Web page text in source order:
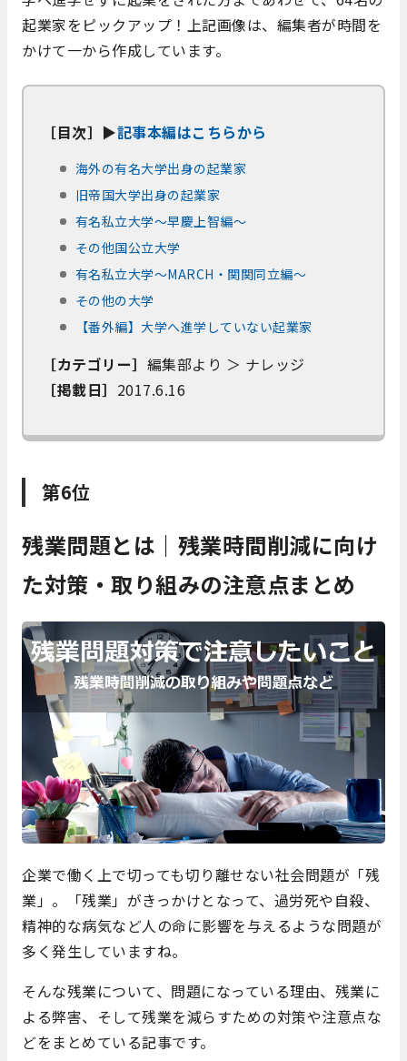
起業家をピックアップ！上記画像は、編集者が時間を
かけて一から作成しています。
［目次］▶記事本編はこちらから
海外の有名大学出身の起業家
旧帝国大学出身の起業家
有名私立大学～早慶上智編～
その他国公立大学
有名私立大学～MARCH・関関同立編～
その他の大学
【番外編】大学へ進学していない起業家
［カテゴリー］ 編集部より ＞ ナレッジ
［掲載日］ 2017.6.16
第6位
残業問題とは｜残業時間削減に向け
た対策・取り組みの注意点まとめ
企業で働く上で切っても切り離せない社会問題が「残
業」。「残業」がきっかけとなって、過労死や自殺、
精神的な病気など人の命に影響を与えるような問題が
多く発生していますね。
そんな残業について、問題になっている理由、残業に
よる弊害、そして残業を減らすための対策や注意点な
どをまとめている記事です。